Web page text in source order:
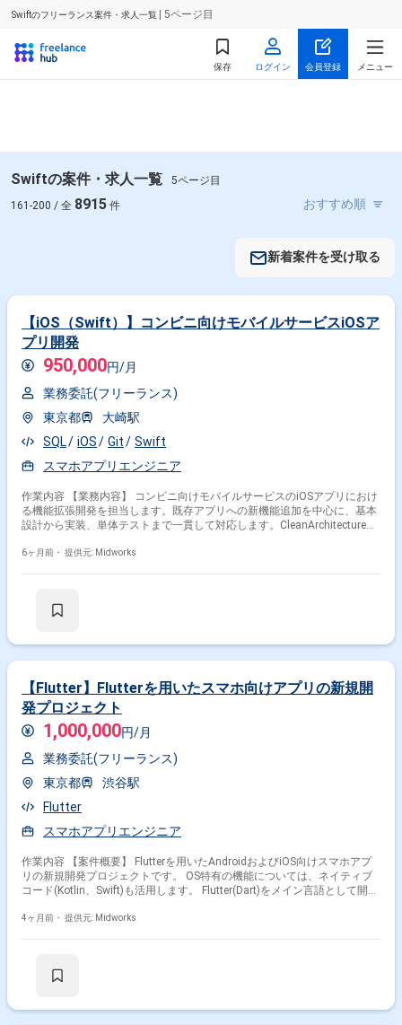
Swiftのフリーランス案件・求人一覧 | 5ページ目
保存 ログイン 会員登録 メニュー
Swiftの案件・求人一覧
5ページ目
161-200 / 全 8915 件
新着案件を受け取る
【iOS（Swift）】コンビニ向けモバイルサービスiOSア
プリ開発
950,000円/月
業務委託(フリーランス)
東京都
大崎駅
SQL
iOS Git
Swift
スマホアプリエンジニア
作業内容 【業務内容】 コンビニ向けモバイルサービスのiOSアプリにおけ
る機能拡張開発を担当します。既存アプリへの新機能追加を中心に、基本
設計から実装、単体テストまで一貫して対応します。CleanArchitectureを
重視した実装を行います。システム構成や設計思想を理解したうえで、サ
CombineやSwiftConcurrencyを用いた開発 ・単体テストコードの作成およ
6ヶ月前・ 提供元: Midworks
【Flutter】Flutterを用いたスマホ向けアプリの新規開
発プロジェクト
1,000,000円/月
業務委託(フリーランス)
東京都
渋谷駅
Flutter
スマホアプリエンジニア
作業内容 【案件概要】 Flutterを用いたAndroidおよびiOS向けスマホアプ
リの新規開発プロジェクトです。 OS特有の機能については、ネイティブ
コード(Kotlin、Swift)も活用します。 Flutter(Dart)をメイン言語として開発
ユーザー体験の提供が求められる案件です。 【作業内容】 ・Flutterを用い
4ヶ月前・ 提供元: Midworks